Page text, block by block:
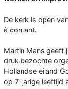
De kerk is open
à contant.
Martin Mans geeft
druk bezochte
Hollandse eiland
op 7-jarige leeftijd